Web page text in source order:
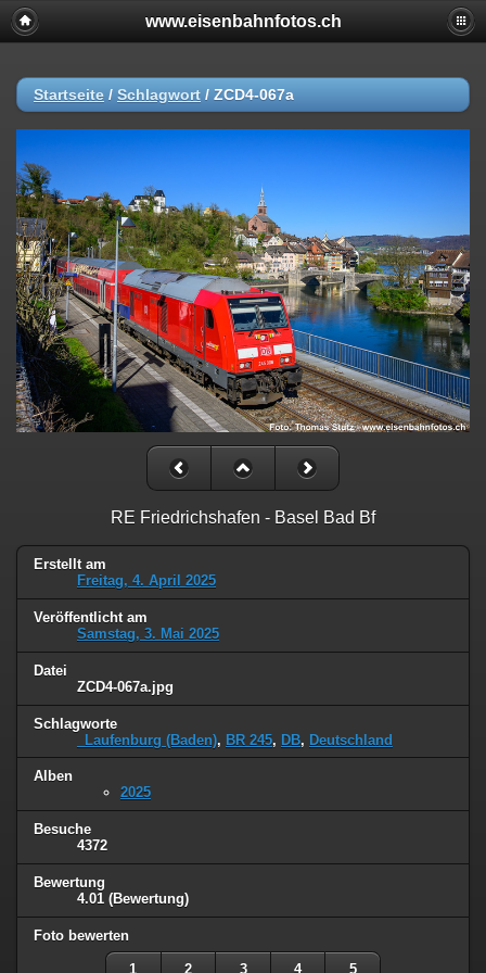
www.eisenbahnfotos.ch
Startseite / Schlagwort / ZCD4-067a
RE Friedrichshafen - Basel Bad Bf
Erstellt am
Freitag, 4. April 2025
Veröffentlicht am
Samstag, 3. Mai 2025
Datei
ZCD4-067a.jpg
Schlagworte
_Laufenburg (Baden), BR 245, DB, Deutschland
Alben
2025
Besuche
4372
Bewertung
4.01 (Bewertung)
Foto bewerten
1 2 3 4 5